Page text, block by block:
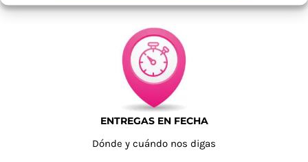
ENTREGAS EN FECHA
Dónde y cuándo nos digas